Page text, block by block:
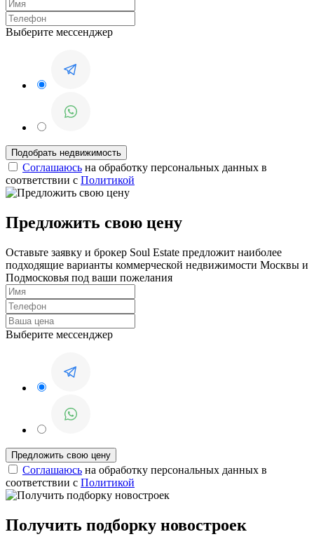
Выберите мессенджер
Соглашаюсь на обработку персональных данных в
соответствии с Политикой
Предложить свою цену
Оставьте заявку и брокер Soul Estate предложит наиболее
подходящие варианты коммерческой недвижимости Москвы и
Подмосковья под ваши пожелания
Выберите мессенджер
Соглашаюсь на обработку персональных данных в
соответствии с Политикой
Получить подборку новостроек